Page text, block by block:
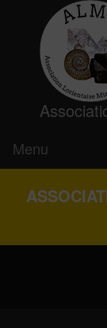
Menu